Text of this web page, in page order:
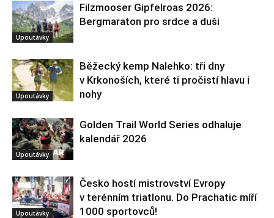
Upoutávky
Filzmooser Gipfelroas 2026:
Bergmaraton pro srdce a duši
Upoutávky
Běžecký kemp Nalehko: tři dny
v Krkonoších, které ti pročistí hlavu i
nohy
Upoutávky
Golden Trail World Series odhaluje
kalendář 2026
Upoutávky
Česko hostí mistrovství Evropy
v terénním triatlonu. Do Prachatic míří
1000 sportovců!